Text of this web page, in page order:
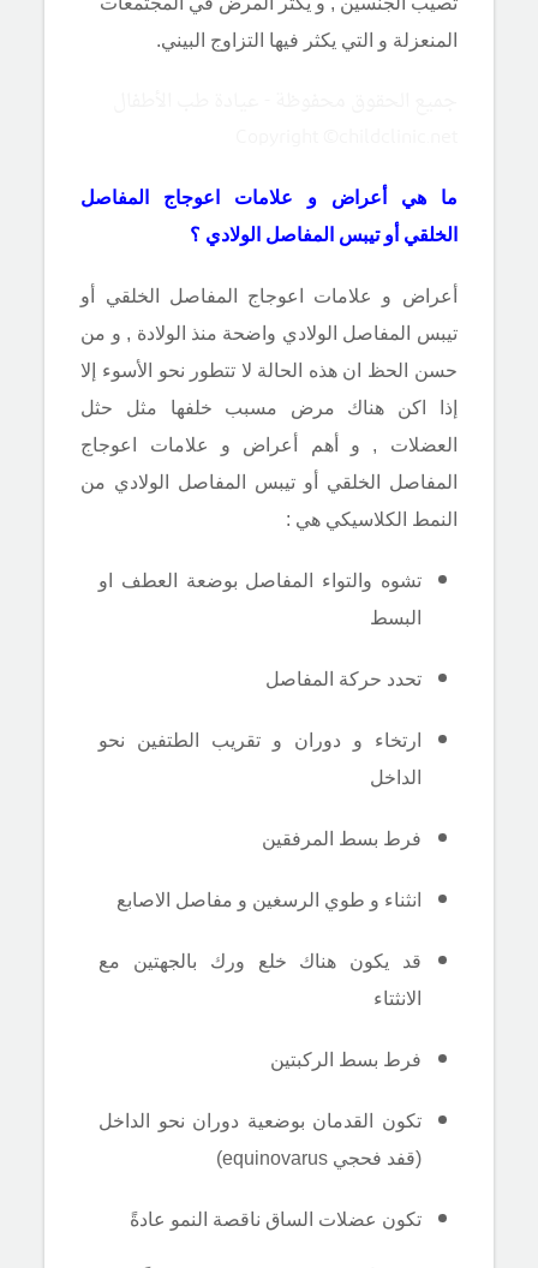
المنعزلة و التي يكثر فيها التزاوج البيني.
ما هي أعراض و علامات اعوجاج المفاصل
الخلقي أو تيبس المفاصل الولادي ؟
أعراض و علامات اعوجاج المفاصل الخلقي أو
تيبس المفاصل الولادي واضحة منذ الولادة , و من
حسن الحظ ان هذه الحالة لا تتطور نحو الأسوء إلا
إذا اكن هناك مرض مسبب خلفها مثل حثل
العضلات , و أهم أعراض و علامات اعوجاج
المفاصل الخلقي أو تيبس المفاصل الولادي من
النمط الكلاسيكي هي :
تشوه والتواء المفاصل بوضعة العطف او
البسط
تحدد حركة المفاصل
ارتخاء و دوران و تقريب الطتفين نحو
الداخل
فرط بسط المرفقين
انثناء و طوي الرسغين و مفاصل الاصابع
قد يكون هناك خلع ورك بالجهتين مع
الانثتاء
فرط بسط الركبتين
تكون القدمان بوضعية دوران نحو الداخل
(قفد فحجي equinovarus)
تكون عضلات الساق ناقصة النمو عادةً